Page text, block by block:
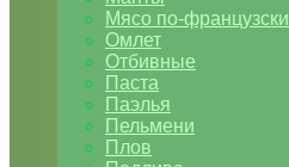
Мясо по-французски
Омлет
Отбивные
Паста
Паэлья
Пельмени
Плов